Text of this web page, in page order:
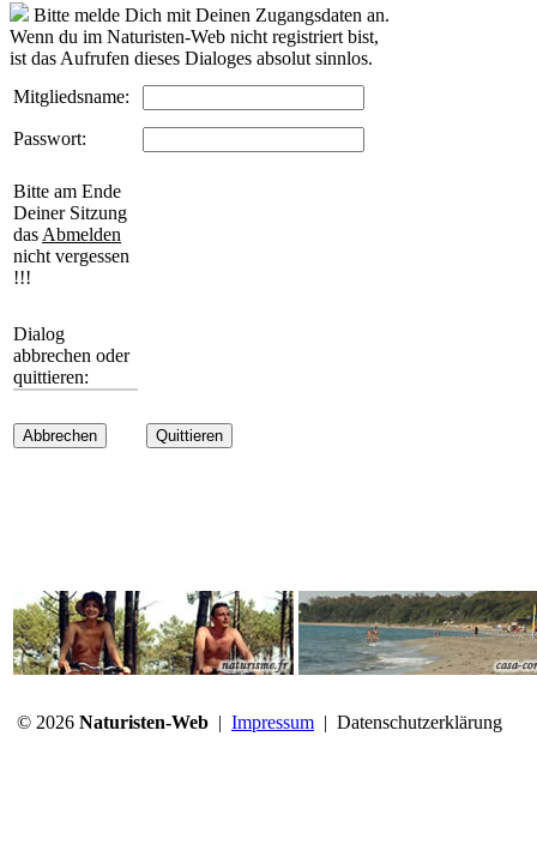
Bitte melde Dich mit Deinen Zugangsdaten an.
Wenn du im Naturisten-Web nicht registriert bist,
ist das Aufrufen dieses Dialoges absolut sinnlos.
Mitgliedsname:
Passwort:
Bitte am Ende
Deiner Sitzung
das Abmelden
nicht vergessen
!!!
Dialog
abbrechen oder
quittieren:
Abbrechen Quittieren
© 2026 Naturisten-Web | Impressum | Datenschutzerklärung